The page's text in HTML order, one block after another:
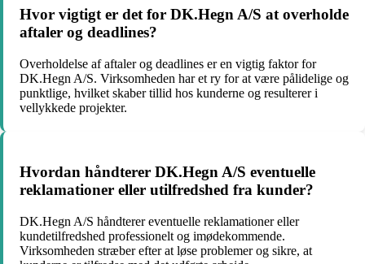
Hvor vigtigt er det for DK.Hegn A/S at overholde
aftaler og deadlines?
Overholdelse af aftaler og deadlines er en vigtig faktor for
DK.Hegn A/S. Virksomheden har et ry for at være pålidelige og
punktlige, hvilket skaber tillid hos kunderne og resulterer i
vellykkede projekter.
Hvordan håndterer DK.Hegn A/S eventuelle
reklamationer eller utilfredshed fra kunder?
DK.Hegn A/S håndterer eventuelle reklamationer eller
kundetilfredshed professionelt og imødekommende.
Virksomheden stræber efter at løse problemer og sikre, at